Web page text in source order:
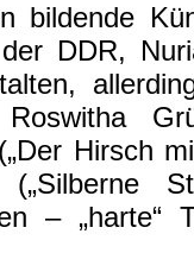
bildende
DDR,
Hirsch
– „harte“